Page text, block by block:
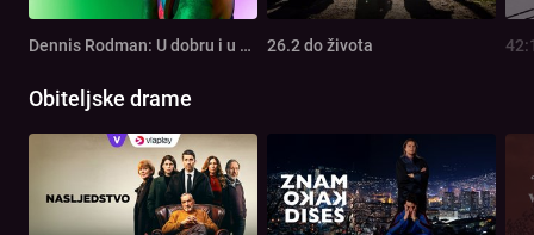
Dennis Rodman: U dobru i u zlu 26.2 do života
Obiteljske drame